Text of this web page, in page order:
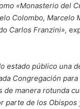
«Monasterio del
Colombo, Marcelo
Carlos Franzini»,
estado público una
Congregación
de manera rotunda
parte de los Obispos